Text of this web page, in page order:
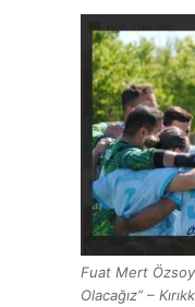
Fuat Mert
Olacağız” –